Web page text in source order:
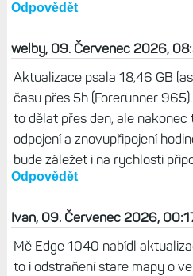
Odpovědět
welby, 09. Červenec 2026,
Aktualizace psala 18,46 GB
času přes 5h (Forerunner
to dělat přes den, ale
odpojení a znovupřipojení
bude záležet i na rychlosti
Odpovědět
Ivan, 09. Červenec 2026,
Mě Edge 1040 nabídl
to i odstraňení stare mapy o